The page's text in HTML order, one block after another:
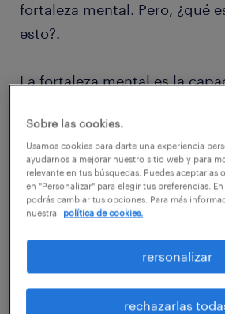
fortaleza mental. Pero, ¿qué
esto?.
La fortaleza mental es la
desfavorables y reponerse de
Desarrollar una habilidad
recursos y herramientas
enfrentarse a dificultades.
la autodeterminación, la
control, la autoconfianza, la
resiliencia son muy
frente a un proceso de
Sobre las cookies.
Usamos cookies para darte una experiencia
ayudarnos a mejorar nuestro sitio web y para
relevante en tus búsquedas. Puedes aceptarlas
en "Personalizar" para elegir tus preferencias.
podrás cambiar tus opciones. Para más
nuestra
política de cookies.
rersonalizar
rechazarlas